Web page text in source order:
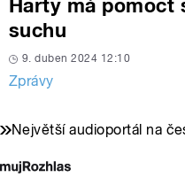
Harty má pomoct
suchu
9. duben 2024 12:10
Zprávy
Největší audioportál na